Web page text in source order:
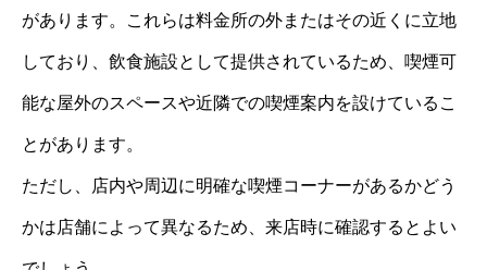
があります。これらは料金所の外またはその近くに立地
しており、飲食施設として提供されているため、喫煙可
能な屋外のスペースや近隣での喫煙案内を設けているこ
とがあります。
ただし、店内や周辺に明確な喫煙コーナーがあるかどう
かは店舗によって異なるため、来店時に確認するとよい